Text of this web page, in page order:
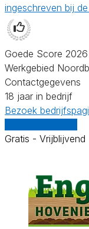
ingeschreven bij
Goede Score 2026
Werkgebied
Contactgegevens
18 jaar in bedrijf
Bezoek
Gratis - Vrijblijvend